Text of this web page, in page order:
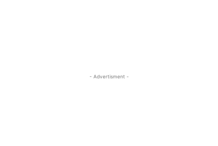
- Advertisment -